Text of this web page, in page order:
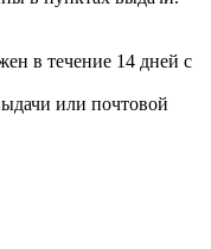
в течение 14 дней с
или почтовой